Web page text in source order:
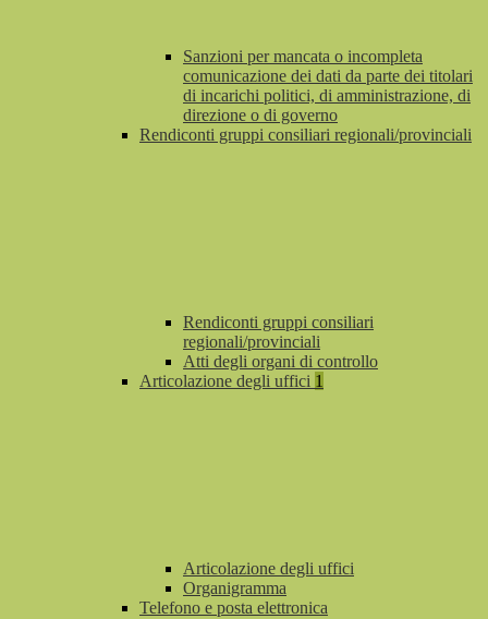
Sanzioni per mancata o incompleta
comunicazione dei dati da parte dei titolari
di incarichi politici, di amministrazione, di
direzione o di governo
Rendiconti gruppi consiliari regionali/provinciali
Rendiconti gruppi consiliari
regionali/provinciali
Atti degli organi di controllo
Articolazione degli uffici 1
Articolazione degli uffici
Organigramma
Telefono e posta elettronica